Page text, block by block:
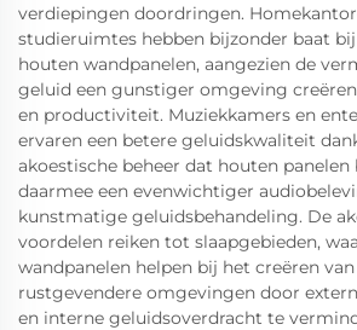
verdiepingen doordringen.
studieruimtes hebben bijzonder baat
houten wandpanelen, aangezien de
geluid een gunstiger omgeving
en productiviteit. Muziekkamers en
ervaren een betere geluidskwaliteit
akoestische beheer dat houten panelen
daarmee een evenwichtiger
kunstmatige geluidsbehandeling. De
voordelen reiken tot slaapgebieden,
wandpanelen helpen bij het creëren
rustgevendere omgevingen door
en interne geluidsoverdracht te